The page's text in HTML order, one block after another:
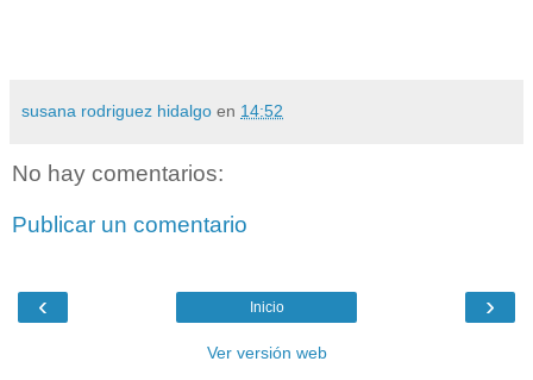
susana rodriguez hidalgo en 14:52
No hay comentarios:
Publicar un comentario
‹ ›
Inicio
Ver versión web